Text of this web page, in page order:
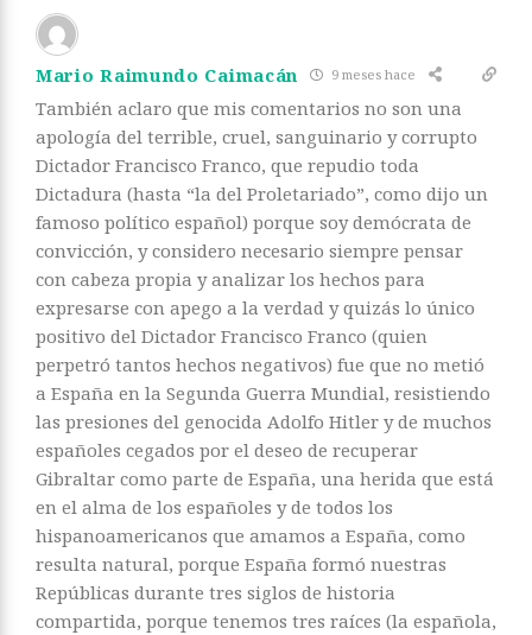
Mario Raimundo Caimacán 9 meses hace
También aclaro que mis comentarios no son una
apología del terrible, cruel, sanguinario y corrupto
Dictador Francisco Franco, que repudio toda
Dictadura (hasta “la del Proletariado”, como dijo un
famoso político español) porque soy demócrata de
convicción, y considero necesario siempre pensar
con cabeza propia y analizar los hechos para
expresarse con apego a la verdad y quizás lo único
positivo del Dictador Francisco Franco (quien
perpetró tantos hechos negativos) fue que no metió
a España en la Segunda Guerra Mundial, resistiendo
las presiones del genocida Adolfo Hitler y de muchos
españoles cegados por el deseo de recuperar
Gibraltar como parte de España, una herida que está
en el alma de los españoles y de todos los
hispanoamericanos que amamos a España, como
resulta natural, porque España formó nuestras
Repúblicas durante tres siglos de historia
compartida, porque tenemos tres raíces (la española,